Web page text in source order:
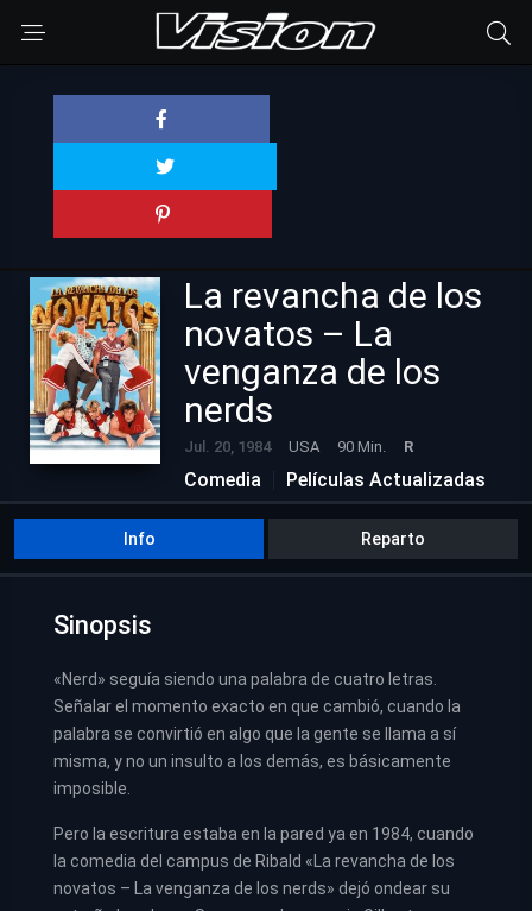
La revancha de los
novatos – La
venganza de los
nerds
Jul. 20, 1984 USA 90 Min. R
Comedia Películas Actualizadas
Info Reparto
Sinopsis
«Nerd» seguía siendo una palabra de cuatro letras.
Señalar el momento exacto en que cambió, cuando la
palabra se convirtió en algo que la gente se llama a sí
misma, y no un insulto a los demás, es básicamente
imposible.
Pero la escritura estaba en la pared ya en 1984, cuando
la comedia del campus de Ribald «La revancha de los
novatos – La venganza de los nerds» dejó ondear su